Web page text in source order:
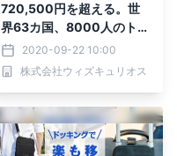
720,500円を超える。世
界63カ国、8000人のト
ラベラーが選んだ「移動を
もっと楽にする」バッグ
先行予約受付中！
2020-09-22 10:00
株式会社ウィズキュリオス